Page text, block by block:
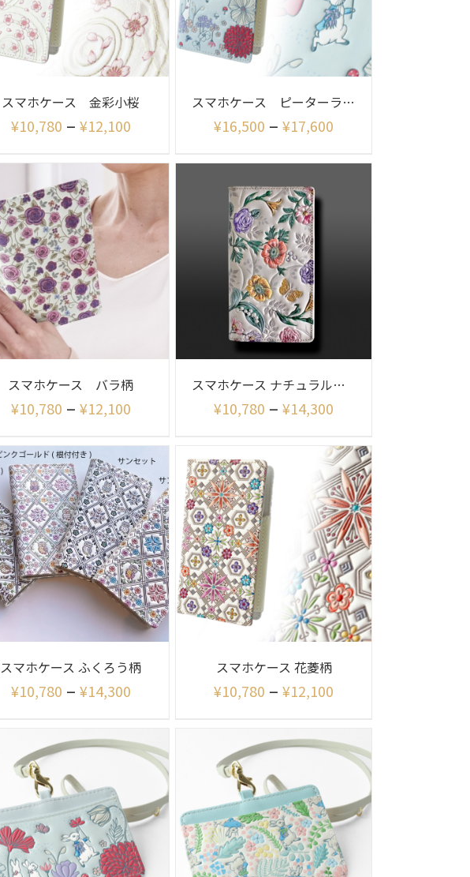
スマホケース 金彩小桜
¥10,780 – ¥12,100
スマホケース ピーターラビット リニアメドウ
¥16,500 –¥17,600
スマホケース バラ柄
¥10,780 – ¥12,100
スマホケース ナチュラルガーデン柄
¥10,780 –¥14,300
スマホケース ふくろう柄
¥10,780 – ¥14,300
スマホケース 花菱柄
¥10,780 –¥12,100